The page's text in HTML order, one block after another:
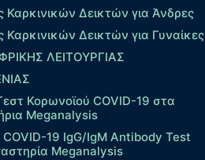
Καρκινικών Δεικτών για Άνδρες
Δεικτών για Γυναίκες
ΛΕΙΤΟΥΡΓΙΑΣ
Κορωνοϊού COVID-19 στα
Meganalysis
COVID-19 IgG/IgM Antibody Test
Meganalysis